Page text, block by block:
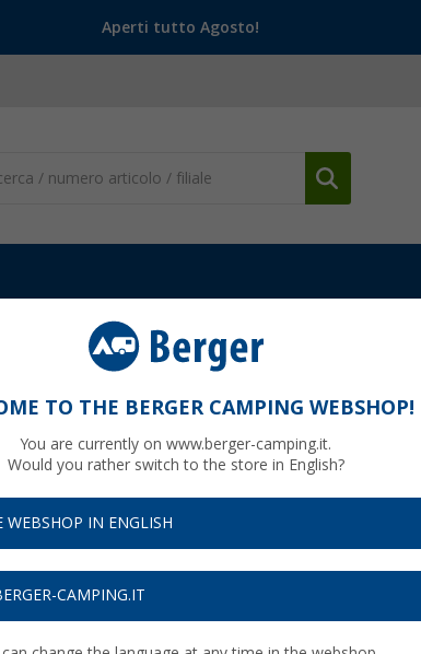
Aperti tutto Agosto!
Pezzi di ricambio e accessori Allacciamento alla rete idrica
TO THE BERGER CAMPING WEBSHOP!
You are currently on www.berger-camping.it.
Would you rather switch to the store in English?
WEBSHOP IN ENGLISH
CAMPING.IT